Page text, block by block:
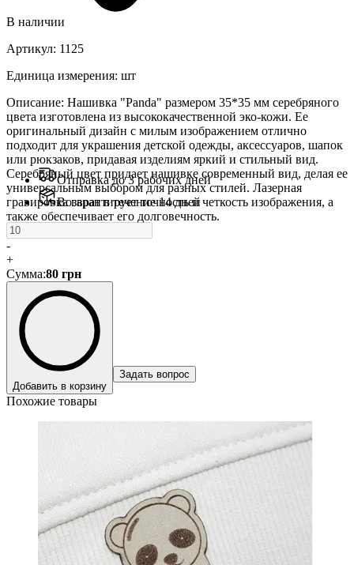
В наличии
Артикул: 1125
Единица измерения: шт
Описание: Нашивка "Panda" размером 35*35 мм серебряного
цвета изготовлена ​​из высококачественной эко-кожи. Ее
оригинальный дизайн с милым изображением отлично
подходит для украшения детской одежды, аксессуаров, шапок
или рюкзаков, придавая изделиям яркий и стильный вид.
Серебряный цвет придает нашивке современный вид, делая ее
универсальным выбором для разных стилей. Лазерная
гравировка гарантирует точность и четкость изображения, а
также обеспечивает его долговечность.
Отправка до 3 рабочих дней
Возврат в течение 14 дней
-
+
Сумма:80 грн
Добавить в корзину
Задать вопрос
Похожие товары